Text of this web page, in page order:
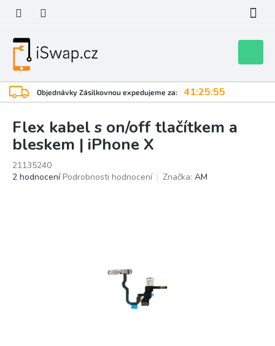
obsah
Objednávky Zásilkovnou expedujeme za: 41:25:55
košík
Flex kabel s on/off tlačítkem a
bleskem | iPhone X
21135240
Průměrné
2 hodnocení Podrobnosti hodnocení Značka: AM